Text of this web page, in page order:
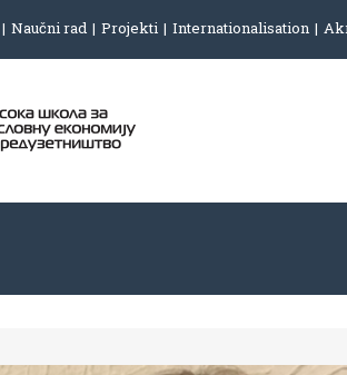
Naučni rad Projekti Internationalisation